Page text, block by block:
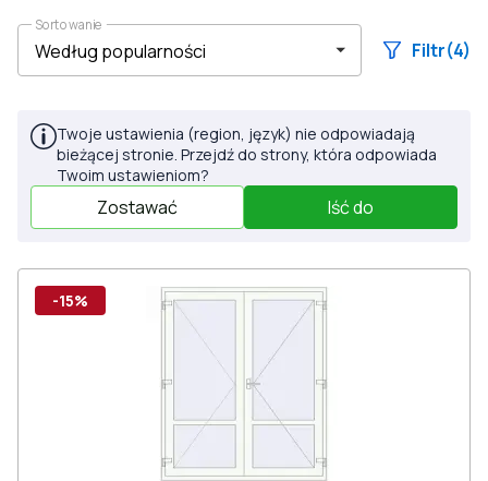
Sortowanie
Filtr(4)
Twoje ustawienia (region, język) nie odpowiadają
bieżącej stronie. Przejdź do strony, która odpowiada
Twoim ustawieniom?
Zostawać Iść do
-15%